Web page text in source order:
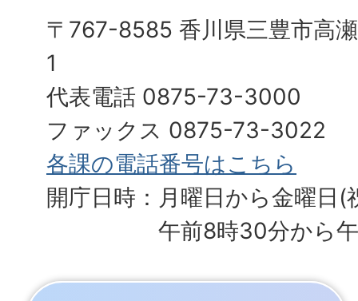
〒767-8585 香川県三豊市高
1
代表電話 0875-73-3000
ファックス 0875-73-3022
各課の電話番号はこちら
開庁日時：月曜日から金曜日(
午前8時30分から